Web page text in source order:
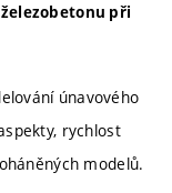
při
únavového
rychlost
modelů.